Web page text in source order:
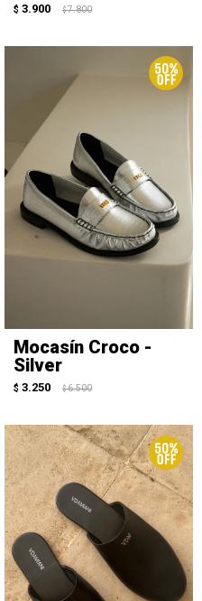
$ 3.900 $ 7.800
Mocasín Croco -
Silver
$ 3.250 $ 6.500